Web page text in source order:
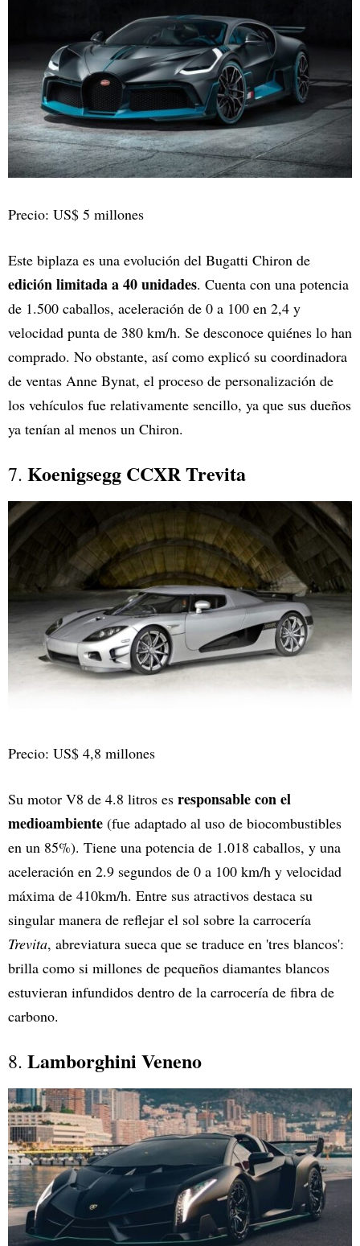
Precio: US$ 5 millones
Este biplaza es una evolución del Bugatti Chiron de
edición limitada a 40 unidades. Cuenta con una potencia
de 1.500 caballos, aceleración de 0 a 100 en 2,4 y
velocidad punta de 380 km/h. Se desconoce quiénes lo han
comprado. No obstante, así como explicó su coordinadora
de ventas Anne Bynat, el proceso de personalización de
los vehículos fue relativamente sencillo, ya que sus dueños
ya tenían al menos un Chiron.
7. Koenigsegg CCXR Trevita
Precio: US$ 4,8 millones
Su motor V8 de 4.8 litros es responsable con el
medioambiente (fue adaptado al uso de biocombustibles
en un 85%). Tiene una potencia de 1.018 caballos, y una
aceleración en 2.9 segundos de 0 a 100 km/h y velocidad
máxima de 410km/h. Entre sus atractivos destaca su
singular manera de reflejar el sol sobre la carrocería
Trevita, abreviatura sueca que se traduce en 'tres blancos':
brilla como si millones de pequeños diamantes blancos
estuvieran infundidos dentro de la carrocería de fibra de
carbono.
8. Lamborghini Veneno